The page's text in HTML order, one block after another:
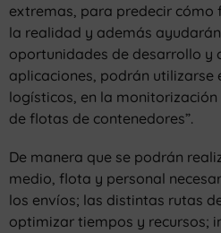
extremas, para predecir cómo
la realidad y además
oportunidades de desarrollo y
aplicaciones, podrán utilizarse
logísticos, en la
de flotas de contenedores”.
De manera que se podrán
medio, flota y personal
los envíos; las distintas rutas
optimizar tiempos y recursos;